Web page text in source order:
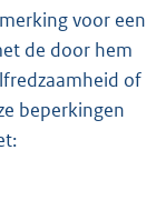
voor een
de door hem
of
beperkingen